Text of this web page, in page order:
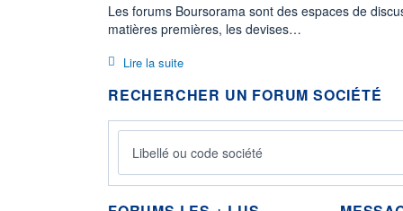
Les forums Boursorama sont des espaces de
matières premières, les devises…
Lire la suite
RECHERCHER UN FORUM SOCIÉTÉ